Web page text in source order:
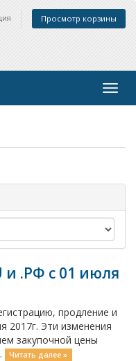
Просмотр корзины
и .РФ с 01 июля
продление и
2017г. Эти изменения
закупочной цены
Читать далее »